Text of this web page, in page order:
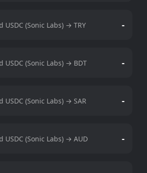
USDC (Sonic Labs) → TRY -
USDC (Sonic Labs) → BDT -
USDC (Sonic Labs) → SAR -
USDC (Sonic Labs) → AUD -